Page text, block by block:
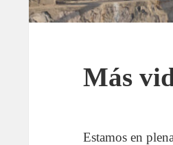
Más
Estamos en